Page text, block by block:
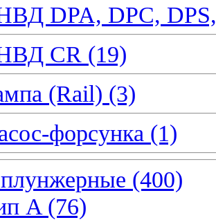
DPA, DPC,
CR (19)
(Rail) (3)
форсунка (1)
(400)
A (76)